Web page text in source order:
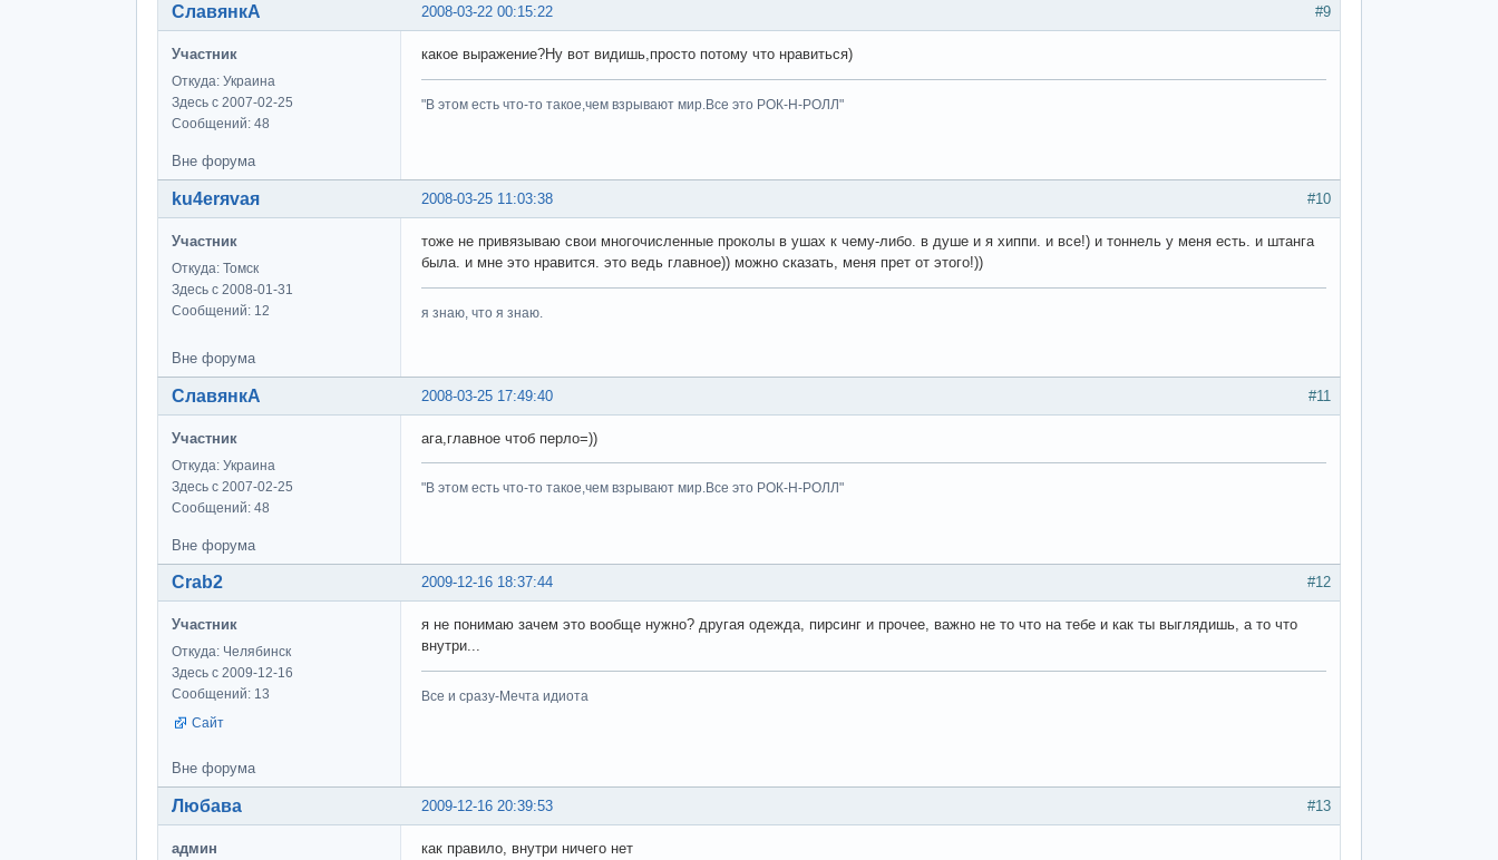
#9
2008-03-22 00:15:22
СлавянкА
Участник
Откуда: Украина
Здесь с 2007-02-25
Сообщений: 48
какое выражение?Ну вот видишь,просто потому что нравиться)
"В этом есть что-то такое,чем взрывают мир.Все это РОК-Н-РОЛЛ"
Вне форума
#10
2008-03-25 11:03:38
ku4erяvaя
Участник
Откуда: Томск
Здесь с 2008-01-31
Сообщений: 12
тоже не привязываю свои многочисленные проколы в ушах к чему-либо. в душе и я хиппи. и все!) и тоннель у меня есть. и штанга
была. и мне это нравится. это ведь главное)) можно сказать, меня прет от этого!))
я знаю, что я знаю.
Вне форума
#11
2008-03-25 17:49:40
СлавянкА
Участник
Откуда: Украина
Здесь с 2007-02-25
Сообщений: 48
ага,главное чтоб перло=))
"В этом есть что-то такое,чем взрывают мир.Все это РОК-Н-РОЛЛ"
Вне форума
#12
2009-12-16 18:37:44
Crab2
Участник
Откуда: Челябинск
Здесь с 2009-12-16
Сообщений: 13
Сайт
я не понимаю зачем это вообще нужно? другая одежда, пирсинг и прочее, важно не то что на тебе и как ты выглядишь, а то что
внутри...
Все и сразу-Мечта идиота
Вне форума
#13
2009-12-16 20:39:53
Любава
админ
как правило, внутри ничего нет